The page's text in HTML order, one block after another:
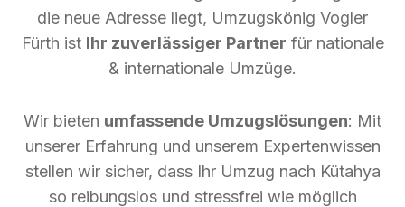
die neue Adresse liegt, Umzugskönig Vogler
Fürth ist Ihr zuverlässiger Partner für nationale
& internationale Umzüge.
Wir bieten umfassende Umzugslösungen: Mit
unserer Erfahrung und unserem Expertenwissen
stellen wir sicher, dass Ihr Umzug nach Kütahya
so reibungslos und stressfrei wie möglich